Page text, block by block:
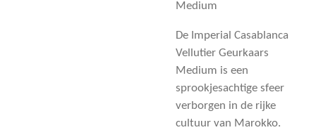
Medium
De Imperial Casablanca
Vellutier Geurkaars
Medium is een
sprookjesachtige sfeer
verborgen in de rijke
cultuur van Marokko.